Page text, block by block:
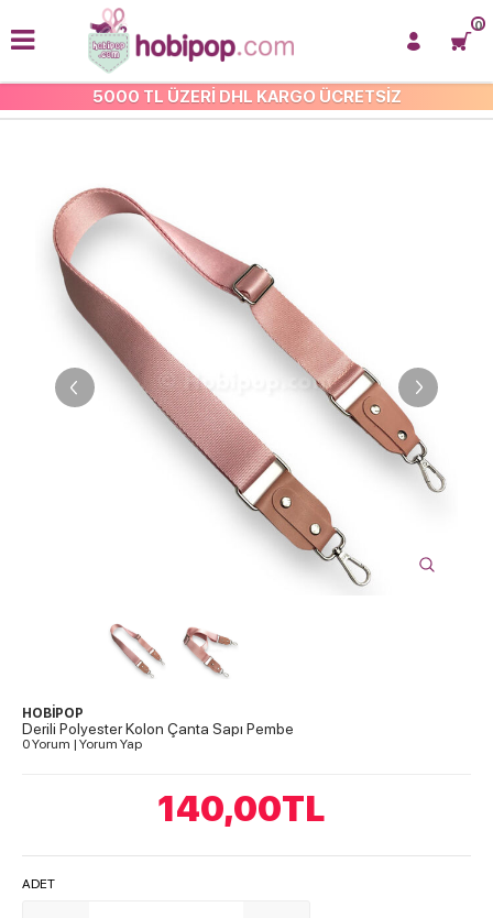
5000 TL ÜZERİ DHL KARGO ÜCRETSİZ
0
TÜM ÇANTA SAPLARI
HOBİPOP
Derili Polyester Kolon Çanta Sapı Pembe
0 Yorum | Yorum Yap
140,00TL
ADET